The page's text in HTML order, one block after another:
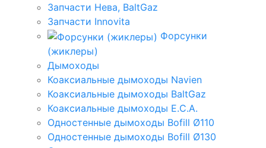
Запчасти Нева, BaltGaz
Запчасти Innovita
Форсунки
(жиклеры)
Дымоходы
Коаксиальные дымоходы Navien
Коаксиальные дымоходы BaltGaz
Коаксиальные дымоходы E.C.A.
Одностенные дымоходы Bofill Ø110
Одностенные дымоходы Bofill Ø130